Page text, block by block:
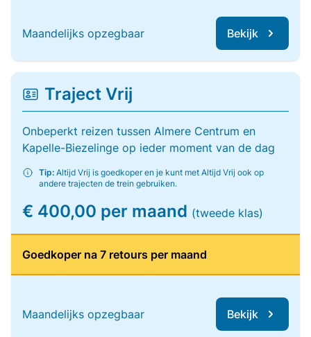
Maandelijks opzegbaar Bekijk
Traject Vrij
Onbeperkt reizen tussen Almere Centrum en
Kapelle-Biezelinge op ieder moment van de dag
Tip: Altijd Vrij is goedkoper en je kunt met Altijd Vrij ook op
andere trajecten de trein gebruiken.
€ 400,00 per maand (tweede klas)
Goedkoper na 7 retours per maand
Maandelijks opzegbaar Bekijk